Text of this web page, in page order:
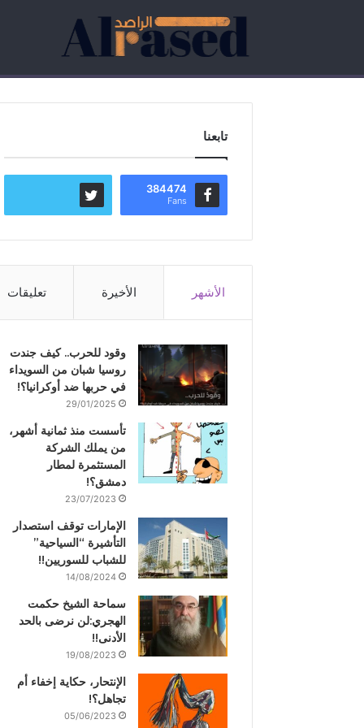
تابعنا
384474
Fans
الأشهر الأخيرة تعليقات
وقود للحرب.. كيف جندت
روسيا شبان من السويداء
في حربها ضد أوكرانيا؟!
29/01/2025
تأسست منذ ثمانية أشهر،
من يملك الشركة
المستثمرة لمطار
دمشق؟!
23/07/2023
الإمارات توقف استصدار
التأشيرة “السياحية”
للشباب للسوريين!!
14/08/2024
سماحة الشيخ حكمت
الهجري:لن نرضى بالحد
الأدنى!!
19/08/2023
الإنتحار، حكاية إخفاء أم
تجاهل؟!
05/06/2023